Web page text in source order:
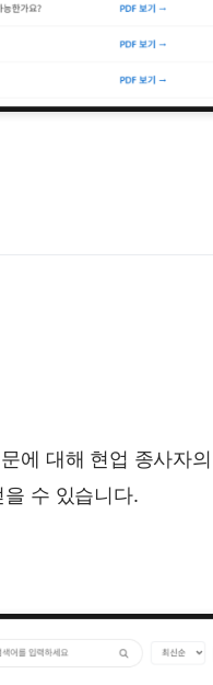
에 대해 현업 종사자
을 수 있습니다.